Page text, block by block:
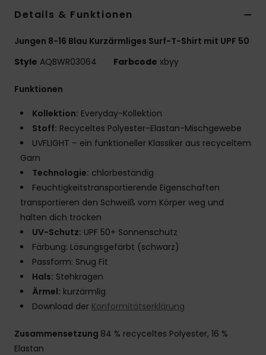
Details & Funktionen
Jungen 8-16 Blau Kurzärmliges Surf-T-Shirt mit UPF 50
Style AQBWR03064 Farbcode xbyy
Funktionen
Kollektion: Everyday-Kollektion
Stoff: Recyceltes Polyester-Elastan-Mischgewebe
UVFLIGHT – ein funktioneller Klassiker aus recyceltem
Garn
Technologie: chlorbeständig
Feuchtigkeitstransportierende Eigenschaften
transportieren den Schweiß vom Körper weg und
halten dich trocken
UV-Schutz: UPF 50+ Sonnenschutz
Färbung: Lösungsgefärbt (schwarz)
Passform: Snug Fit
Hals: Stehkragen
Ärmel: kurzärmlig
Download der Konformitätserklärung
Zusammensetzung 84 % recyceltes Polyester, 16 %
Elastan